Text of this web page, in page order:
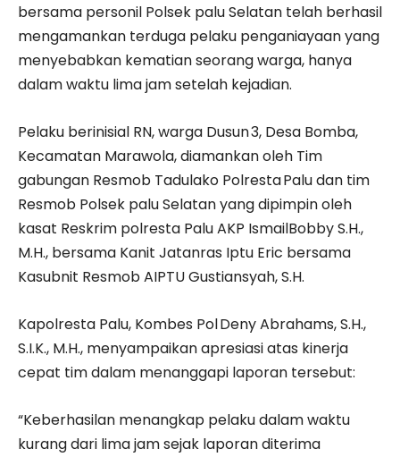
bersama personil Polsek palu Selatan telah berhasil
mengamankan terduga pelaku penganiayaan yang
menyebabkan kematian seorang warga, hanya
dalam waktu lima jam setelah kejadian.
Pelaku berinisial RN, warga Dusun 3, Desa Bomba,
Kecamatan Marawola, diamankan oleh Tim
gabungan Resmob Tadulako Polresta Palu dan tim
Resmob Polsek palu Selatan yang dipimpin oleh
kasat Reskrim polresta Palu AKP IsmailBobby S.H.,
M.H., bersama Kanit Jatanras Iptu Eric bersama
Kasubnit Resmob AIPTU Gustiansyah, S.H.
Kapolresta Palu, Kombes Pol Deny Abrahams, S.H.,
S.I.K., M.H., menyampaikan apresiasi atas kinerja
cepat tim dalam menanggapi laporan tersebut:
“Keberhasilan menangkap pelaku dalam waktu
kurang dari lima jam sejak laporan diterima